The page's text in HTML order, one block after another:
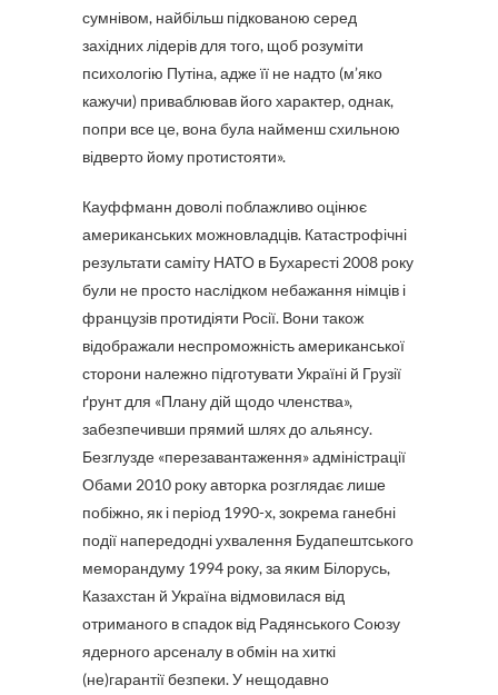
сумнівом, найбільш підкованою серед
західних лідерів для того, щоб розуміти
психологію Путіна, адже її не надто (м’яко
кажучи) приваблював його характер, однак,
попри все це, вона була найменш схильною
відверто йому протистояти».
Кауффманн доволі поблажливо оцінює
американських можновладців. Катастрофічні
результати саміту НАТО в Бухаресті 2008 року
були не просто наслідком небажання німців і
французів протидіяти Росії. Вони також
відображали неспроможність американської
сторони належно підготувати Україні й Грузії
ґрунт для «Плану дій щодо членства»,
забезпечивши прямий шлях до альянсу.
Безглузде «перезавантаження» адміністрації
Обами 2010 року авторка розглядає лише
побіжно, як і період 1990-х, зокрема ганебні
події напередодні ухвалення Будапештського
меморандуму 1994 року, за яким Білорусь,
Казахстан й Україна відмовилася від
отриманого в спадок від Радянського Союзу
ядерного арсеналу в обмін на хиткі
(не)гарантії безпеки. У нещодавно